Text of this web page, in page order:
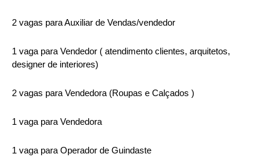
2 vagas para Auxiliar de Vendas/vendedor
1 vaga para Vendedor ( atendimento clientes, arquitetos,
designer de interiores)
2 vagas para Vendedora (Roupas e Calçados )
1 vaga para Vendedora
1 vaga para Operador de Guindaste